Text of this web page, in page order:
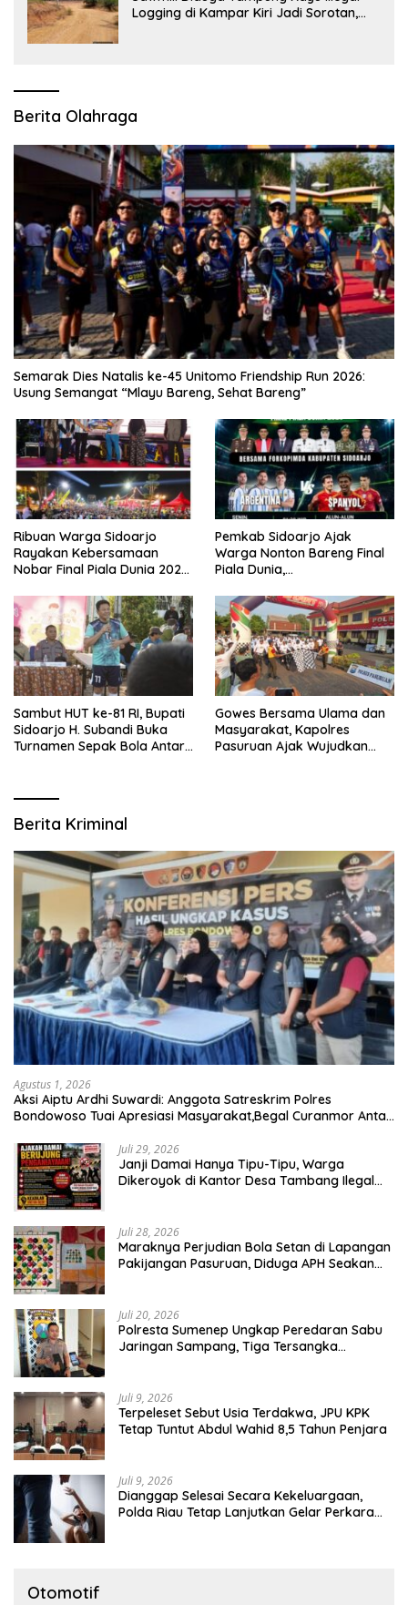
Logging di Kampar Kiri Jadi Sorotan,
Berita Olahraga
Semarak Dies Natalis ke-45 Unitomo Friendship Run 2026:
Usung Semangat “Mlayu Bareng, Sehat Bareng”
Ribuan Warga Sidoarjo
Rayakan Kebersamaan
Nobar Final Piala Dunia 2026
Forkopimda
Pemkab Sidoarjo Ajak
Warga Nonton Bareng Final
Piala Dunia,
Sambut HUT ke-81 RI, Bupati
Sidoarjo H. Subandi Buka
Turnamen Sepak Bola Antar
Gowes Bersama Ulama dan
Masyarakat, Kapolres
Pasuruan Ajak Wujudkan
Berita Kriminal
Agustus 1, 2026
Aksi Aiptu Ardhi Suwardi: Anggota Satreskrim Polres
Bondowoso Tuai Apresiasi Masyarakat,Begal Curanmor Antar
Juli 29, 2026
Janji Damai Hanya Tipu-Tipu, Warga
Dikeroyok di Kantor Desa Tambang Ilegal
Juli 28, 2026
Maraknya Perjudian Bola Setan di Lapangan
Pakijangan Pasuruan, Diduga APH Seakan
Juli 20, 2026
Polresta Sumenep Ungkap Peredaran Sabu
Jaringan Sampang, Tiga Tersangka
Juli 9, 2026
Terpeleset Sebut Usia Terdakwa, JPU KPK
Tetap Tuntut Abdul Wahid 8,5 Tahun Penjara
Juli 9, 2026
Dianggap Selesai Secara Kekeluargaan,
Polda Riau Tetap Lanjutkan Gelar Perkara
Otomotif